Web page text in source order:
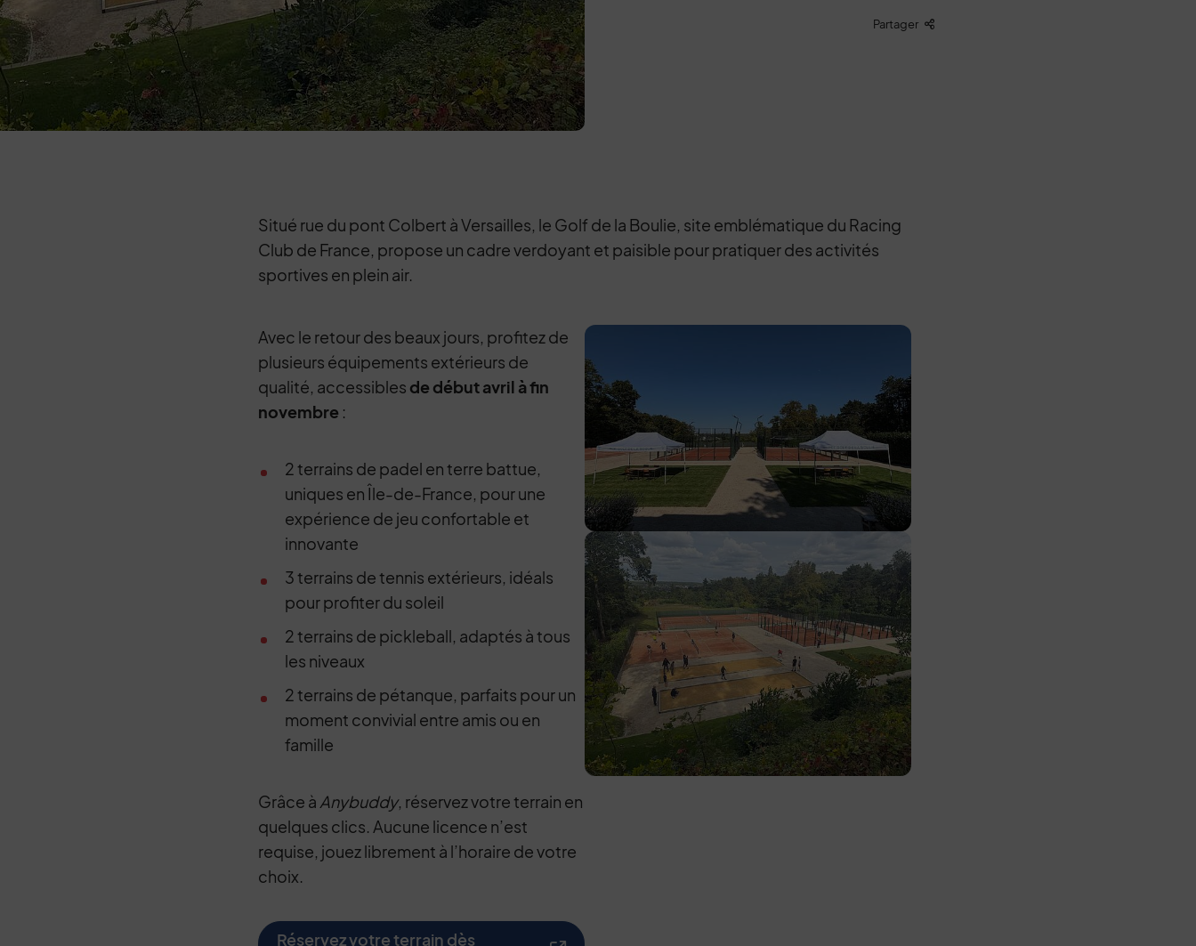
Partager Liste des liens de partage
Situé rue du pont Colbert à Versailles, le Golf de la Boulie, site emblématique du Racing
Club de France, propose un cadre verdoyant et paisible pour pratiquer des activités
sportives en plein air.
Avec le retour des beaux jours, profitez de
plusieurs équipements extérieurs de
qualité, accessibles de début avril à fin
novembre :
2 terrains de padel en terre battue,
uniques en Île-de-France, pour une
expérience de jeu confortable et
innovante
3 terrains de tennis extérieurs, idéals
pour profiter du soleil
2 terrains de pickleball, adaptés à tous
les niveaux
2 terrains de pétanque, parfaits pour un
moment convivial entre amis ou en
famille
Grâce à Anybuddy, réservez votre terrain en
quelques clics. Aucune licence n’est
requise, jouez librement à l’horaire de votre
choix.
Réservez votre terrain dès